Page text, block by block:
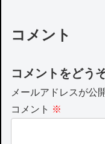
コメント
コメントをどう
メールアドレスが公
コメント ※